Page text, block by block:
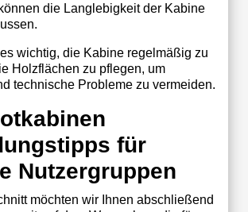
die Langlebigkeit der Kabine
wichtig, die Kabine regelmäßig zu
Holzflächen zu pflegen, um
technische Probleme zu vermeiden.
für
Nutzergruppen
möchten wir Ihnen abschließend